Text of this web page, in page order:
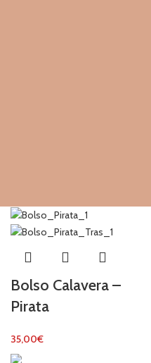
Bolso Calavera –
Pirata
35,00€